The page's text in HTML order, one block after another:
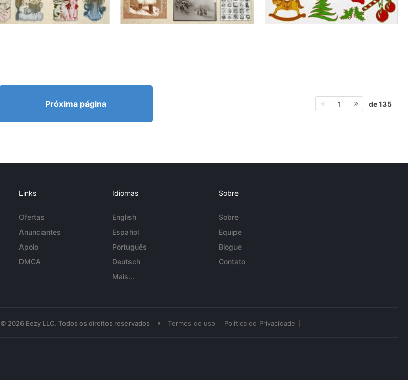
Próxima página 1 de 135
Links
Ofertas
Anunciantes
Apoio
DMCA
Idiomas
English
Español
Português
Deutsch
Mais...
Sobre
Sobre
Equipe
Blogue
Contato
© 2026 Eezy LLC. Todos os direitos reservados • Termos de uso Política de Privacidade